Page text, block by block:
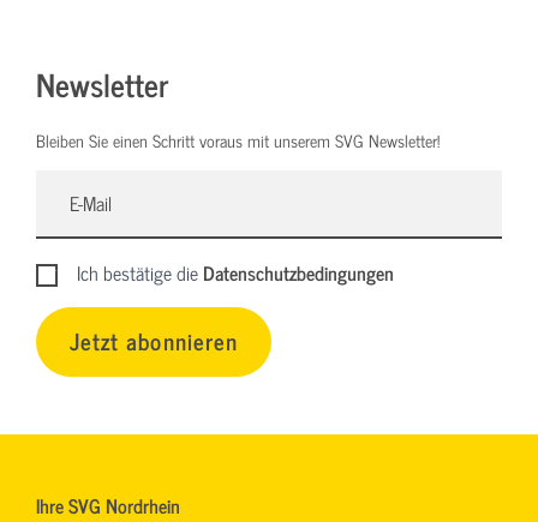
Newsletter
Bleiben Sie einen Schritt voraus mit unserem SVG Newsletter!
Ich bestätige dieDatenschutzbedingungen
Jetzt abonnieren
Ihre SVG Nordrhein